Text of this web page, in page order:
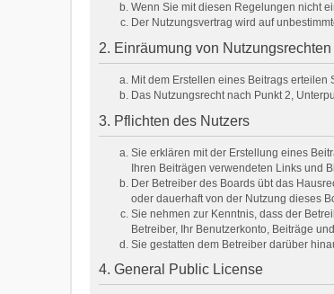
Wenn Sie mit diesen Regelungen nicht
Der Nutzungsvertrag wird auf
2. Einräumung von Nutzungsrechten
Mit dem Erstellen eines Beitrags
Das Nutzungsrecht nach Punkt 2,
3. Pflichten des Nutzers
Sie erklären mit der Erstellung eines
Ihren Beiträgen verwendeten Links und
Der Betreiber des Boards übt das
oder dauerhaft von der Nutzung dieses
Sie nehmen zur Kenntnis, dass der
Betreiber, Ihr Benutzerkonto, Beiträge
Sie gestatten dem Betreiber darüber
4. General Public License